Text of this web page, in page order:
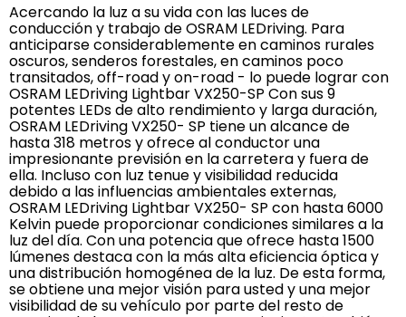
Acercando la luz a su vida con las luces de
conducción y trabajo de OSRAM LEDriving. Para
anticiparse considerablemente en caminos rurales
oscuros, senderos forestales, en caminos poco
transitados, off-road y on-road - lo puede lograr con
OSRAM LEDriving Lightbar VX250-SP Con sus 9
potentes LEDs de alto rendimiento y larga duración,
OSRAM LEDriving VX250- SP tiene un alcance de
hasta 318 metros y ofrece al conductor una
impresionante previsión en la carretera y fuera de
ella. Incluso con luz tenue y visibilidad reducida
debido a las influencias ambientales externas,
OSRAM LEDriving Lightbar VX250- SP con hasta 6000
Kelvin puede proporcionar condiciones similares a la
luz del día. Con una potencia que ofrece hasta 1500
lúmenes destaca con la más alta eficiencia óptica y
una distribución homogénea de la luz. De esta forma,
se obtiene una mejor visión para usted y una mejor
visibilidad de su vehículo por parte del resto de